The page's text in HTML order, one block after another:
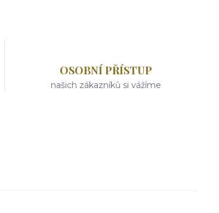
OSOBNÍ PŘÍSTUP
našich zákazníků si vážíme